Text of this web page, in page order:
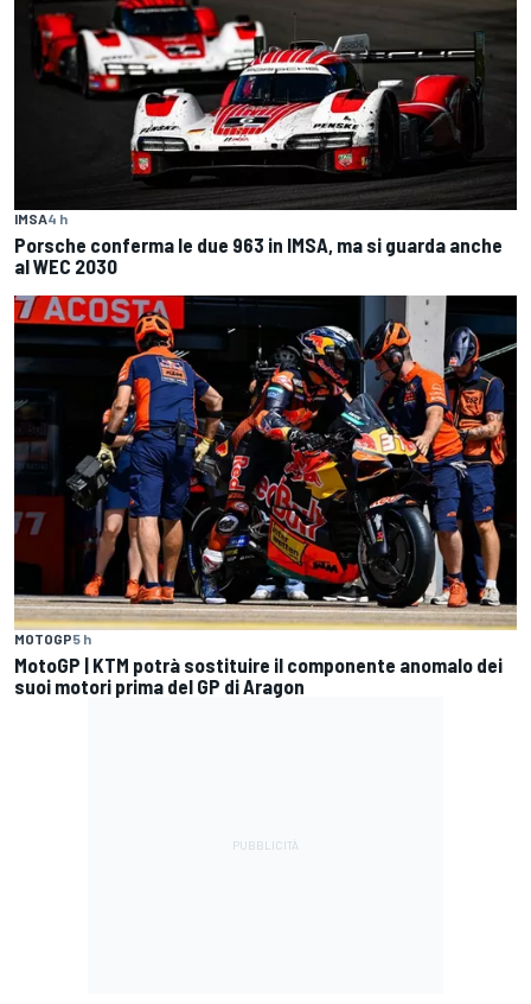
IMSA4 h
Porsche conferma le due 963 in IMSA, ma si guarda anche
al WEC 2030
MOTOGP5 h
MotoGP | KTM potrà sostituire il componente anomalo dei
suoi motori prima del GP di Aragon